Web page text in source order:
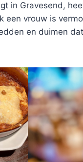
in Gravesend,
een vrouw is
en duimen